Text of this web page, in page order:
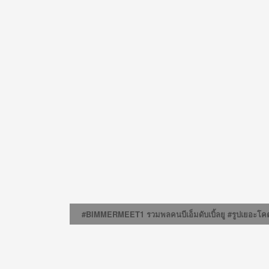
#BIMMERMEET1 รวมพลคนบีเอ็มดับเบิ้ลยู #รูปเยอะโค